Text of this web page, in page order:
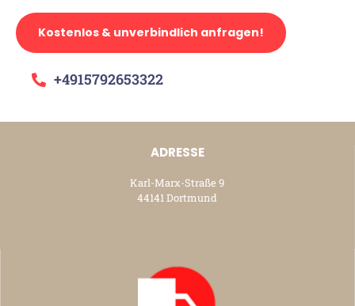
Kostenlos & unverbindlich anfragen!
+4915792653322
ADRESSE
Karl-Marx-Straße 9
44141 Dortmund